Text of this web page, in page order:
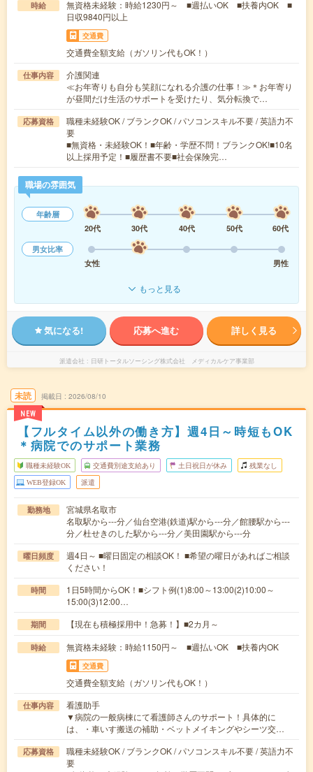
時給
無資格未経験：時給1230円～ ■週払いOK ■扶養内OK ■
日収9840円以上
交通費
交通費全額支給（ガソリン代もOK！）
仕事内容
介護関連
≪お年寄りも自分も笑顔になれる介護の仕事！≫＊お年寄り
が昼間だけ生活のサポートを受けたり、気分転換で…
応募資格
職種未経験OK / ブランクOK / パソコンスキル不要 / 英語力不
要
■無資格・未経験OK！■年齢・学歴不問！ブランクOK!■10名
以上採用予定！■履歴書不要■社会保険完…
職場の雰囲気
年齢層
20代
30代 40代 50代
60代
男女比率
女性
男性
もっと見る
気になる! 応募へ進む 詳しく見る
派遣会社 日研トータルソーシング株式会社 メディカルケア事業部
未読
NEW
掲載日 2026/08/10
【フルタイム以外の働き方】週4日～時短もOK
＊病院でのサポート業務
職種未経験OK 交通費別途支給あり 土日祝日が休み 残業なし
WEB登録OK 派遣
勤務地
宮城県名取市
名取駅から---分／仙台空港(鉄道)駅から---分／館腰駅から---
分／杜せきのした駅から---分／美田園駅から---分
曜日頻度
週4日～ ■曜日固定の相談OK！ ■希望の曜日があればご相談
ください！
時間
1日5時間からOK！■シフト例(1)8:00～13:00(2)10:00～
15:00(3)12:00…
期間 【現在も積極採用中！急募！】■2カ月～
時給 無資格未経験：時給1150円～ ■週払いOK ■扶養内OK
交通費
交通費全額支給（ガソリン代もOK！）
仕事内容
看護助手
▼病院の一般病棟にて看護師さんのサポート！具体的に
は、・車いす搬送の補助・ベットメイキングやシーツ交…
応募資格
職種未経験OK / ブランクOK / パソコンスキル不要 / 英語力不
要